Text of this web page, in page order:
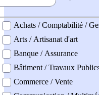
professionel
Achats / Comptabilité /
Arts / Artisanat d'art
Banque / Assurance
Bâtiment / Travaux
Commerce / Vente